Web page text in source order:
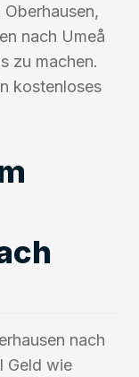
nach Umeå
zu machen.
kostenloses
nach
Geld wie